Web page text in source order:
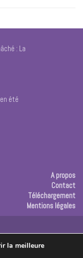
: La
été
A propos
Contact
Téléchargement
Mentions légales
la meilleure